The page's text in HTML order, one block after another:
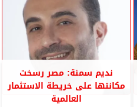
نديم سمنة: مصر رسخت
مكانتها على خريطة الاستثمار
العالمية